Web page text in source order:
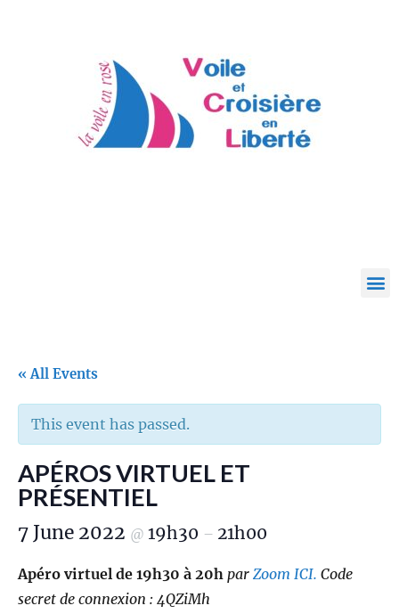
« All Events
This event has passed.
APÉROS VIRTUEL ET
PRÉSENTIEL
7 June 2022 @ 19h30 – 21h00
Apéro virtuel de 19h30 à 20h par Zoom ICI. Code
secret de connexion : 4QZiMh